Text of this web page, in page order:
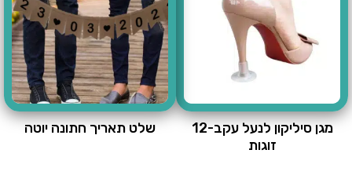
מגן סיליקון לנעל עקב-12
זוגות
שלט תאריך חתונה יוטה